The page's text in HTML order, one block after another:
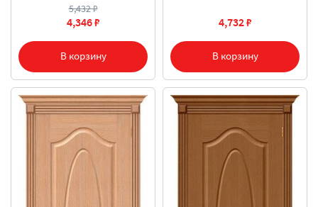
В корзину
5,432 ₽
4,346 ₽
В корзину
4,732 ₽